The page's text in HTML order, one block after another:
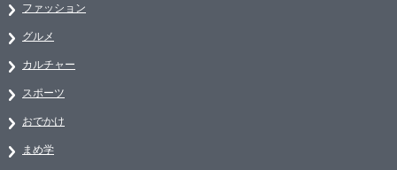
ファッション
グルメ
カルチャー
スポーツ
おでかけ
まめ学